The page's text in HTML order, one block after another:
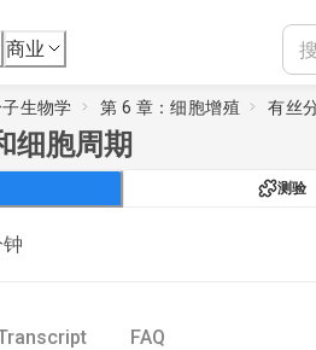
商业
生物学 第 6 章：细胞增殖 有丝
细胞周期
测验
FAQ